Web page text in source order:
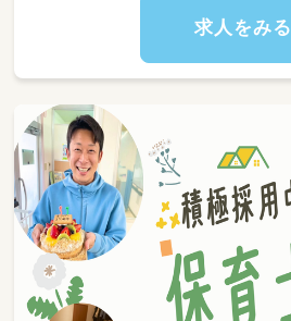
求人をみる